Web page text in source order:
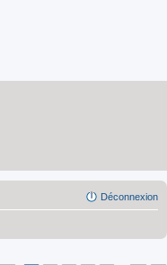
Déconnexion